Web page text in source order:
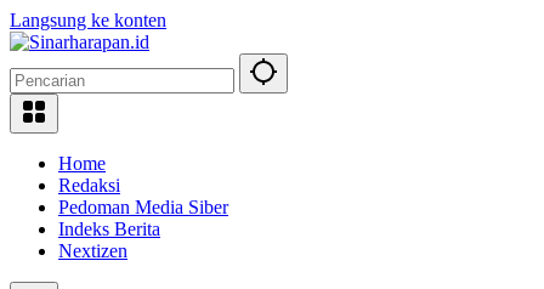
Langsung ke konten
Home
Redaksi
Pedoman Media Siber
Indeks Berita
Nextizen